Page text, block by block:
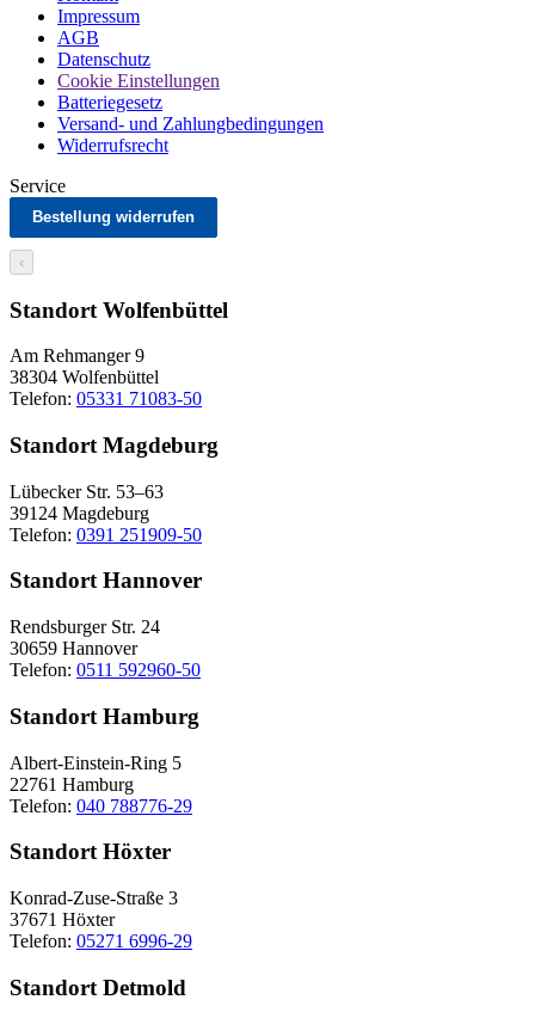
Impressum
AGB
Datenschutz
Cookie Einstellungen
Batteriegesetz
Versand- und Zahlungbedingungen
Widerrufsrecht
Service
Bestellung widerrufen
‹
Standort Wolfenbüttel
Am Rehmanger 9
38304 Wolfenbüttel
Telefon: 05331 71083-50
Standort Magdeburg
Lübecker Str. 53–63
39124 Magdeburg
Telefon: 0391 251909-50
Standort Hannover
Rendsburger Str. 24
30659 Hannover
Telefon: 0511 592960-50
Standort Hamburg
Albert-Einstein-Ring 5
22761 Hamburg
Telefon: 040 788776-29
Standort Höxter
Konrad-Zuse-Straße 3
37671 Höxter
Telefon: 05271 6996-29
Standort Detmold